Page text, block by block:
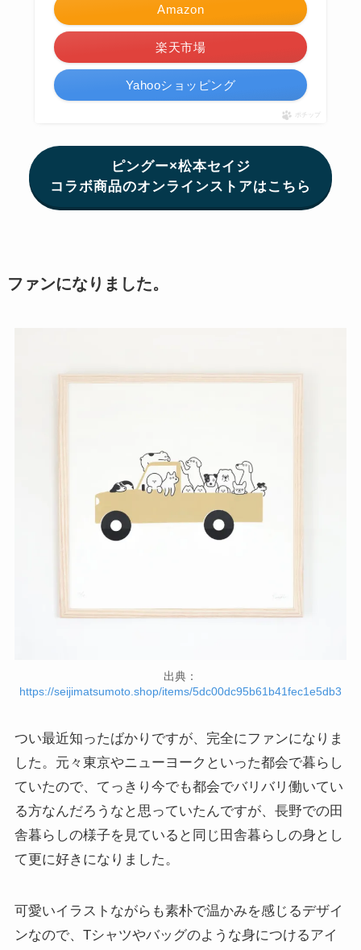
Amazon
楽天市場
Yahooショッピング
ポチップ
ピングー×松本セイジ
コラボ商品のオンラインストアはこちら
ファンになりました。
出典：
https://seijimatsumoto.shop/items/5dc00dc95b61b41fec1e5db3
つい最近知ったばかりですが、完全にファンになりま
した。元々東京やニューヨークといった都会で暮らし
ていたので、てっきり今でも都会でバリバリ働いてい
る方なんだろうなと思っていたんですが、長野での田
舎暮らしの様子を見ていると同じ田舎暮らしの身とし
て更に好きになりました。
可愛いイラストながらも素朴で温かみを感じるデザイ
ンなので、Tシャツやバッグのような身につけるアイ